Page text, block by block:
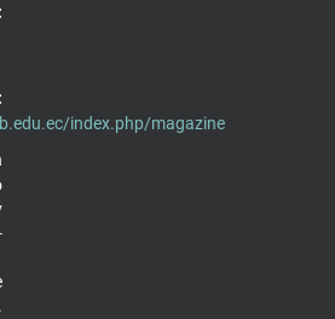
index.php/magazine